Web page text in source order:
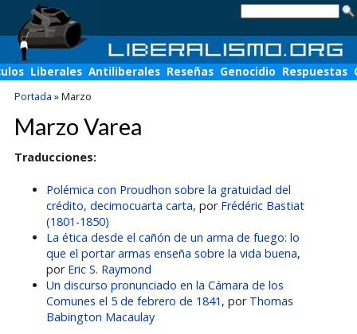
Liberales Antiliberales Reseñas Genocidio Respuestas
Portada »Marzo
Marzo Varea
Traducciones:
Polémica con Proudhon sobre la gratuidad del
crédito, decimocuarta carta, por Frédéric Bastiat
(1801-1850)
La ética desde el cañón de un arma de fuego: lo
que el portar armas enseña sobre la vida buena,
por Eric S. Raymond
Un discurso pronunciado en la Cámara de los
Comunes el 5 de febrero de 1841 , por Thomas
Babington Macaulay